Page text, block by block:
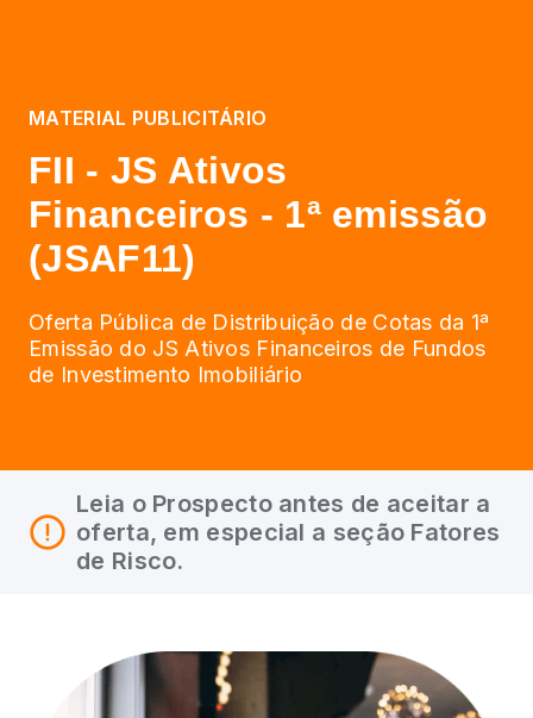
MATERIAL PUBLICITÁRIO
FII - JS Ativos
Financeiros - 1ª emissão
(JSAF11)
Oferta Pública de Distribuição de Cotas da 1ª
Emissão do JS Ativos Financeiros de Fundos
de Investimento Imobiliário
Leia o Prospecto antes de aceitar a
oferta, em especial a seção Fatores
de Risco.